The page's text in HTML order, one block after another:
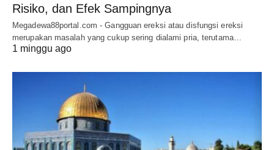
Risiko, dan Efek Sampingnya
Megadewa88portal.com - Gangguan ereksi atau disfungsi ereksi
merupakan masalah yang cukup sering dialami pria, terutama…
1 minggu ago